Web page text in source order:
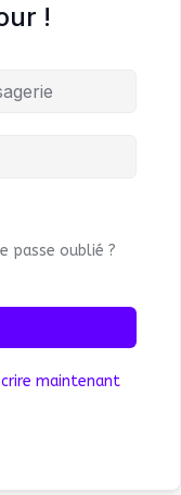
!
passe oublié ?
maintenant